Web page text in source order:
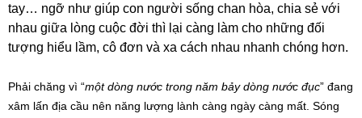
tay… ngỡ như giúp con người sống chan hòa, chia sẻ với
nhau giữa lòng cuộc đời thì lại càng làm cho những đối
tượng hiểu lầm, cô đơn và xa cách nhau nhanh chóng hơn.
Phải chăng vì “một dòng nước trong năm bảy dòng nước đục” đang
xâm lấn địa cầu nên năng lượng lành càng ngày càng mất. Sóng